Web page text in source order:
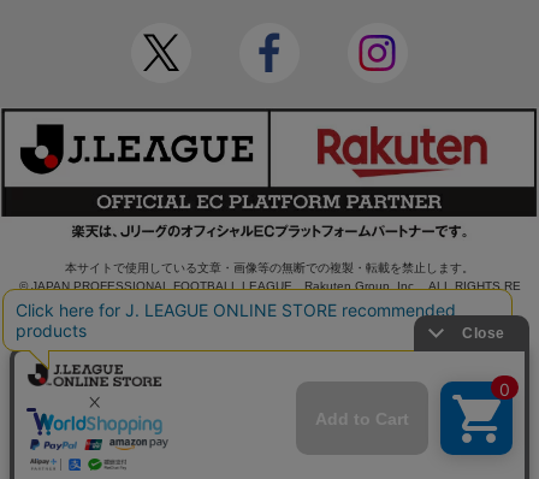
本サイトで使用している文章・画像等の無断での複製・転載を禁止します。
© JAPAN PROFESSIONAL FOOTBALL LEAGUE Rakuten Group, Inc. ALL RIGHTS RE
SERVED.